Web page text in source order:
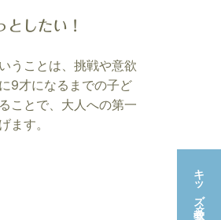
としたい！
うことは、挑戦や意欲
9才になるまでの子ど
ことで、大人への第一
ます。
キッズ教室☆無料体験